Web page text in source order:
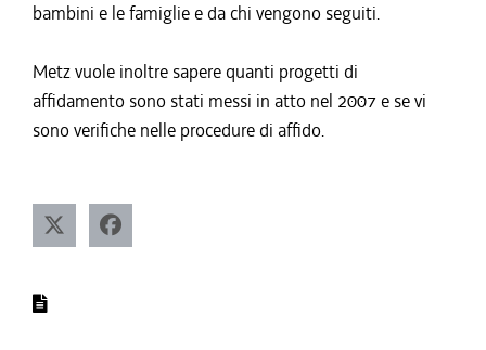
bambini e le famiglie e da chi vengono seguiti.
Metz vuole inoltre sapere quanti progetti di
affidamento sono stati messi in atto nel 2007 e se vi
sono verifiche nelle procedure di affido.